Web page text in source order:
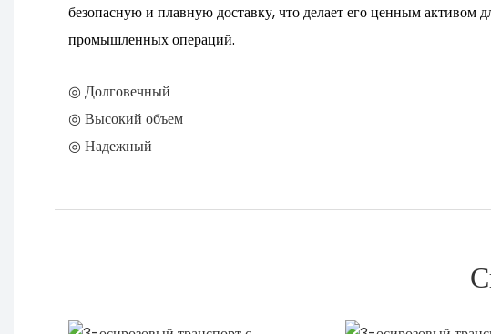
безопасную и плавную доставку, что делает его ценным активом
промышленных операций.
◎ Долговечный
◎ Высокий объем
◎ Надежный